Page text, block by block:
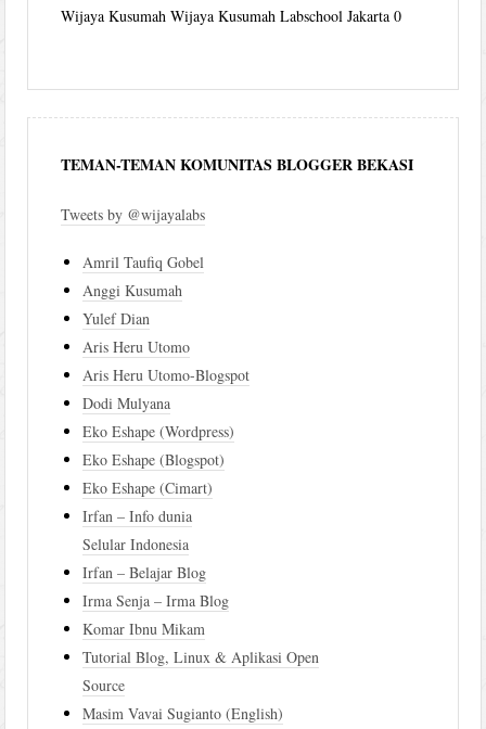
Wijaya Kusumah Wijaya Kusumah Labschool Jakarta 0
TEMAN-TEMAN KOMUNITAS BLOGGER BEKASI
Tweets by @wijayalabs
Amril Taufiq Gobel
Anggi Kusumah
Yulef Dian
Aris Heru Utomo
Aris Heru Utomo-Blogspot
Dodi Mulyana
Eko Eshape (Wordpress)
Eko Eshape (Blogspot)
Eko Eshape (Cimart)
Irfan – Info dunia
Selular Indonesia
Irfan – Belajar Blog
Irma Senja – Irma Blog
Komar Ibnu Mikam
Tutorial Blog, Linux & Aplikasi Open
Source
Masim Vavai Sugianto (English)